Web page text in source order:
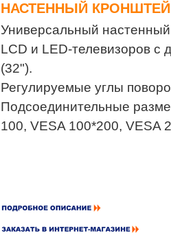
НАСТЕННЫЙ
Универсальный
LCD и LED-телевизоров с
(32").
Регулируемые углы
Подсоединительные
100, VESA 100*200, VESA